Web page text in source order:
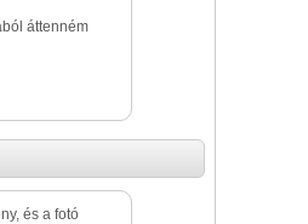
áttenném
és a fotó